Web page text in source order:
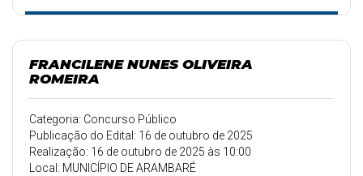
FRANCILENE NUNES OLIVEIRA
ROMEIRA
Categoria: Concurso Público
Publicação do Edital: 16 de outubro de 2025
Realização: 16 de outubro de 2025 às 10:00
Local: MUNICÍPIO DE ARAMBARÉ